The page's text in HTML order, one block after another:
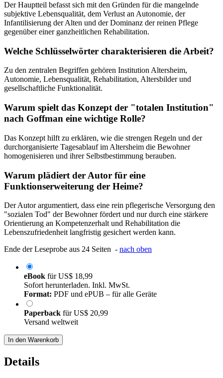
Der Hauptteil befasst sich mit den Gründen für die mangelnde
subjektive Lebensqualität, dem Verlust an Autonomie, der
Infantilisierung der Alten und der Dominanz der reinen Pflege
gegenüber einer ganzheitlichen Rehabilitation.
Welche Schlüsselwörter charakterisieren die Arbeit?
Zu den zentralen Begriffen gehören Institution Altersheim,
Autonomie, Lebensqualität, Rehabilitation, Altersbilder und
gesellschaftliche Funktionalität.
Warum spielt das Konzept der "totalen Institution"
nach Goffman eine wichtige Rolle?
Das Konzept hilft zu erklären, wie die strengen Regeln und der
durchorganisierte Tagesablauf im Altersheim die Bewohner
homogenisieren und ihrer Selbstbestimmung berauben.
Warum plädiert der Autor für eine
Funktionserweiterung der Heime?
Der Autor argumentiert, dass eine rein pflegerische Versorgung den
"sozialen Tod" der Bewohner fördert und nur durch eine stärkere
Orientierung an Kompetenzerhalt und Rehabilitation die
Lebenszufriedenheit langfristig gesichert werden kann.
Ende der Leseprobe aus 24 Seiten - nach oben
eBook fürUS$ 18,99
Sofort herunterladen. Inkl. MwSt.
Format: PDF und ePUB – für alle Geräte
Paperback fürUS$ 20,99
Versand weltweit
In den Warenkorb
Details